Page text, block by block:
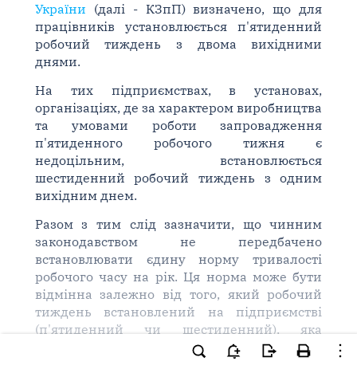
України (далі - КЗпП) визначено, що для
працівників установлюється п'ятиденний
робочий тиждень з двома вихідними
днями.
На тих підприємствах, в установах,
організаціях, де за характером виробництва
та умовами роботи запровадження
п'ятиденного робочого тижня є
недоцільним, встановлюється
шестиденний робочий тиждень з одним
вихідним днем.
Разом з тим слід зазначити, що чинним
законодавством не передбачено
встановлювати єдину норму тривалості
робочого часу на рік. Ця норма може бути
відмінна залежно від того, який робочий
тиждень встановлений на підприємстві
(п'ятиденний чи шестиденний), яка
тривалість щоденної роботи, коли